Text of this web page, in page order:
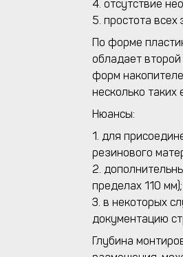
4. отсутствие
5. простота
По форме
обладает
форм
несколько таких
Нюансы:
1. для
резинового
2.
пределах 110 мм);
3. в некоторых
документацию
Глубина